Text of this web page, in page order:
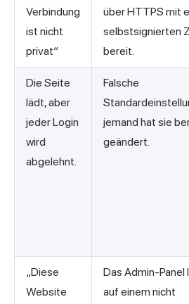
Verbindung
ist nicht
privat“
über HTTPS mit
selbstsignierten
bereit.
Die Seite
lädt, aber
jeder Login
wird
abgelehnt.
Falsche
jemand hat sie
geändert.
„Diese
Website
Das Admin-Panel
auf einem nicht